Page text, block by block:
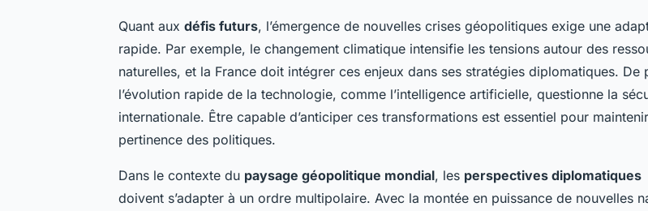
Quant aux défis futurs, l’émergence de nouvelles crises géopolitiques exige une
rapide. Par exemple, le changement climatique intensifie les tensions autour des
naturelles, et la France doit intégrer ces enjeux dans ses stratégies diplomatiques. De
l’évolution rapide de la technologie, comme l’intelligence artificielle, questionne la
internationale. Être capable d’anticiper ces transformations est essentiel pour
pertinence des politiques.
Dans le contexte du paysage géopolitique mondial, les perspectives diplomatiques
doivent s’adapter à un ordre multipolaire. Avec la montée en puissance de nouvelles